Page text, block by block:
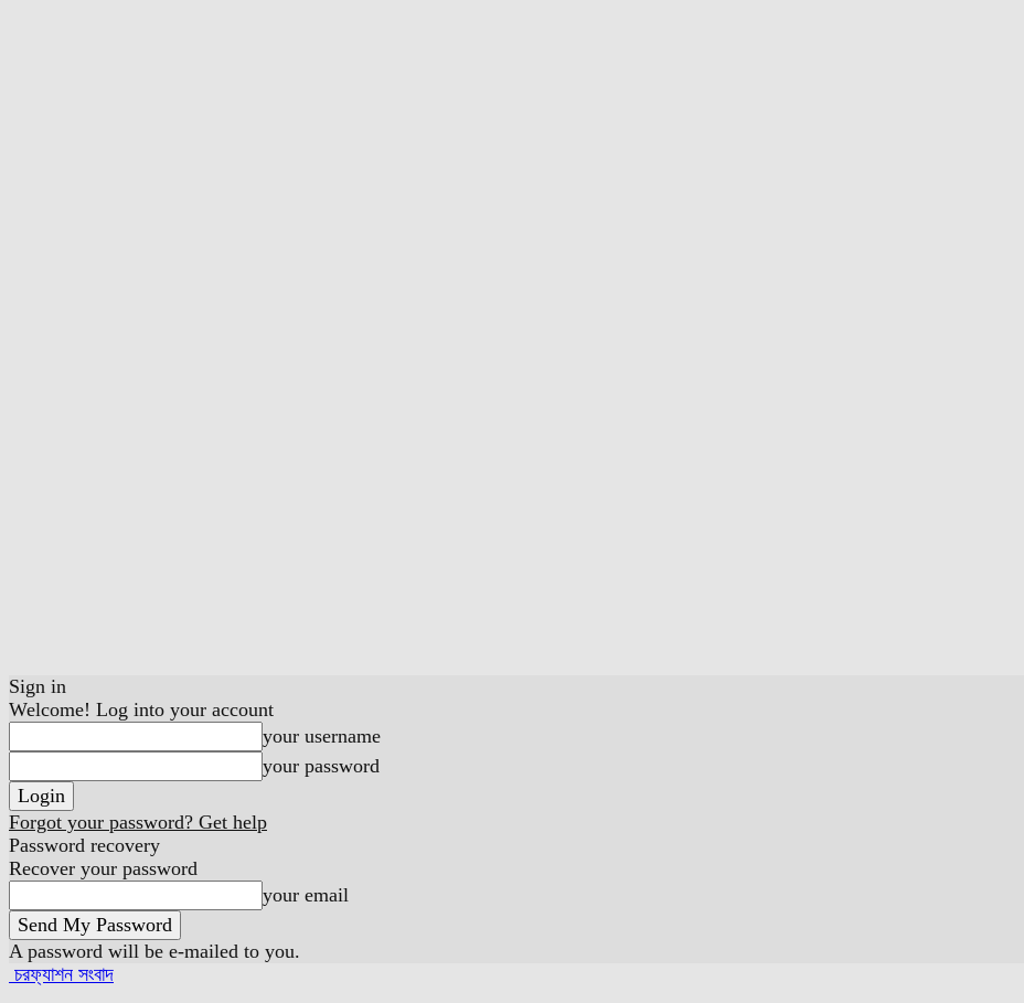
Sign in
Welcome! Log into your account
your username
your password
Forgot your password? Get help
Password recovery
Recover your password
your email
A password will be e-mailed to you.
চরফ্যাশন সংবাদ